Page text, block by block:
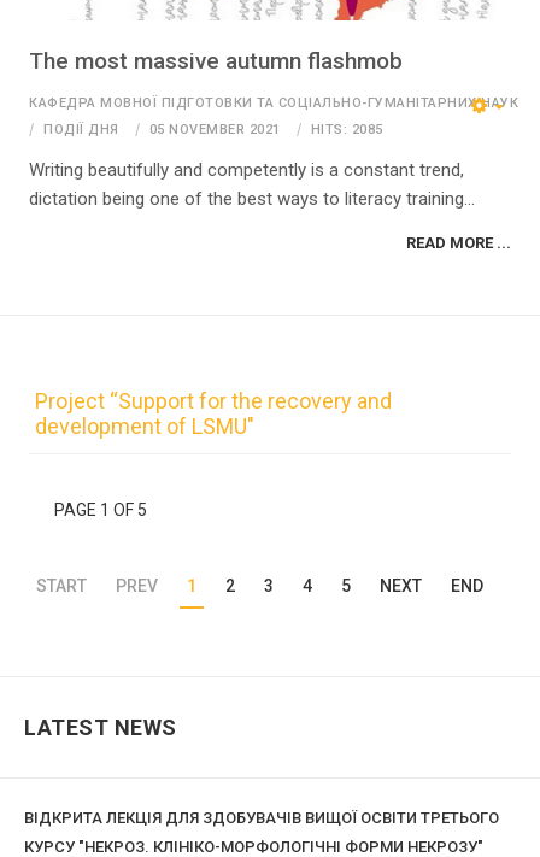
The most massive autumn flashmob
КАФЕДРА МОВНОЇ ПІДГОТОВКИ ТА СОЦІАЛЬНО-ГУМАНІТАРНИХ НАУК
ПОДІЇ ДНЯ
05 NOVEMBER 2021 HITS: 2085
Writing beautifully and competently is a constant trend,
dictation being one of the best ways to literacy training...
READ MORE ...
Project “Support for the recovery and
development of LSMU"
PAGE 1 OF 5
START PREV 1 2 3 4 5 NEXT END
LATEST NEWS
ВІДКРИТА ЛЕКЦІЯ ДЛЯ ЗДОБУВАЧІВ ВИЩОЇ ОСВІТИ ТРЕТЬОГО
КУРСУ "НЕКРОЗ. КЛІНІКО-МОРФОЛОГІЧНІ ФОРМИ НЕКРОЗУ"